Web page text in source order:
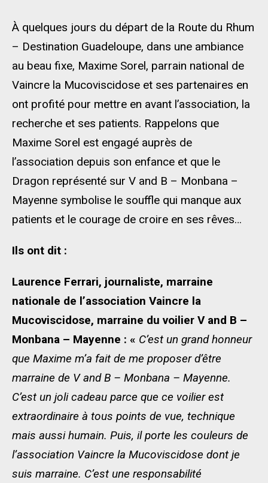
À quelques jours du départ de la Route du Rhum
– Destination Guadeloupe, dans une ambiance
au beau fixe, Maxime Sorel, parrain national de
Vaincre la Mucoviscidose et ses partenaires en
ont profité pour mettre en avant l’association, la
recherche et ses patients. Rappelons que
Maxime Sorel est engagé auprès de
l’association depuis son enfance et que le
Dragon représenté sur V and B – Monbana –
Mayenne symbolise le souffle qui manque aux
patients et le courage de croire en ses rêves…
Ils ont dit :
Laurence Ferrari, journaliste, marraine
nationale de l’association Vaincre la
Mucoviscidose, marraine du voilier V and B –
Monbana – Mayenne : « C’est un grand honneur
que Maxime m’a fait de me proposer d’être
marraine de V and B – Monbana – Mayenne.
C’est un joli cadeau parce que ce voilier est
extraordinaire à tous points de vue, technique
mais aussi humain. Puis, il porte les couleurs de
l’association Vaincre la Mucoviscidose dont je
suis marraine. C’est une responsabilité